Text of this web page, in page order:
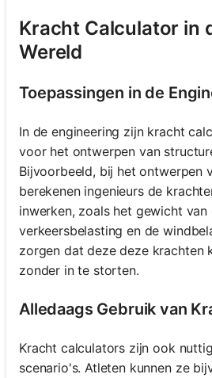
Kracht Calculator in
Wereld
Toepassingen in de
In de engineering zijn kracht
voor het ontwerpen van
Bijvoorbeeld, bij het ontwerpen
berekenen ingenieurs de
inwerken, zoals het gewicht van
verkeersbelasting en de
zorgen dat deze deze krachten
zonder in te storten.
Alledaags Gebruik van
Kracht calculators zijn ook
scenario's. Atleten kunnen ze